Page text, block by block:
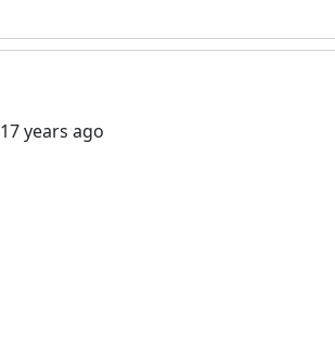
17 years ago